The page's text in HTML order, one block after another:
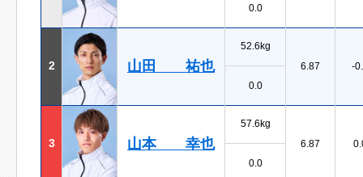
0.0
2 山田 祐也
52.6kg
6.87
-
0.0
3 山本 幸也
57.6kg
6.87
0.0